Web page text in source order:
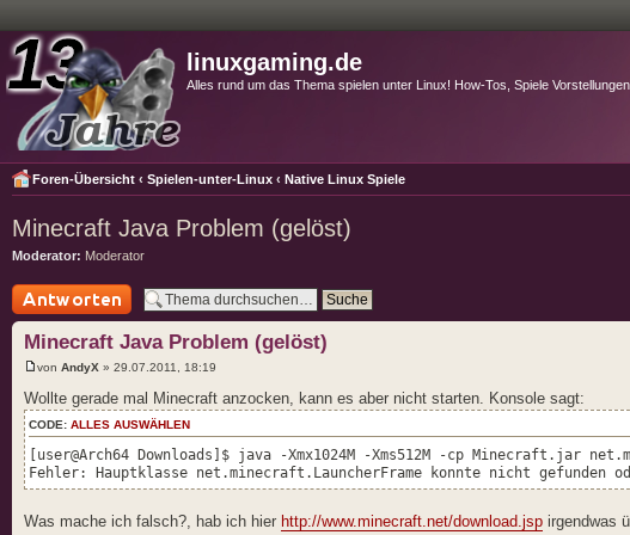
linuxgaming.de
Alles rund um das Thema spielen unter Linux! How-Tos, Spiele
Foren-Übersicht ‹ Spielen-unter-Linux ‹ Native Linux Spiele
Minecraft Java Problem (gelöst)
Moderator: Moderator
Antwort schreiben
Minecraft Java Problem (gelöst)
von AndyX » 29.07.2011, 18:19
Wollte gerade mal Minecraft anzocken, kann es aber nicht starten. Konsole sagt:
CODE: ALLES AUSWÄHLEN
[user@Arch64 Downloads]$ java -Xmx1024M -Xms512M -cp Minecraft.jar
Fehler: Hauptklasse net.minecraft.LauncherFrame konnte nicht gefunden
Was mache ich falsch?, hab ich hier http://www.minecraft.net/download.jsp irgendwas